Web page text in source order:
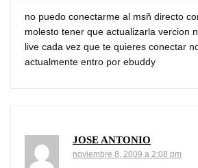
no puedo conectarme al msñ directo
molesto tener que actualizarla vercion
live cada vez que te quieres conectar
actualmente entro por ebuddy
JOSE ANTONIO
noviembre 8, 2009 a 2:08 pm